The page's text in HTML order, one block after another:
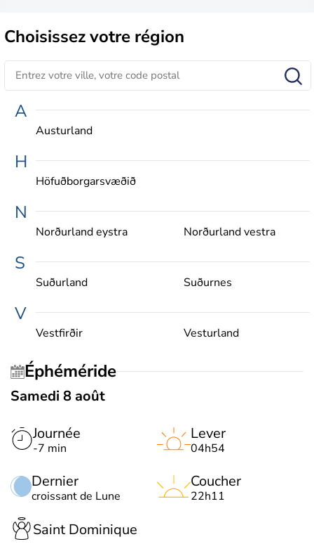
Choisissezvotre région
A
Austurland
H
Höfuðborgarsvæðið
N
Norðurland eystra Norðurland vestra
S
Suðurland Suðurnes
V
Vestfirðir Vesturland
Éphéméride
Samedi 8 août
Journée
-7 min
Dernier
croissant de Lune
Lever
04h54
Coucher
22h11
Saint Dominique